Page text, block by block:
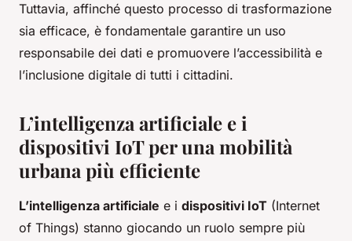
Tuttavia, affinché questo processo di trasformazione
sia efficace, è fondamentale garantire un uso
responsabile dei dati e promuovere l’accessibilità e
l’inclusione digitale di tutti i cittadini.
L’intelligenza artificiale e i
dispositivi IoT per una mobilità
urbana più efficiente
L’intelligenza artificiale e i dispositivi IoT (Internet
of Things) stanno giocando un ruolo sempre più